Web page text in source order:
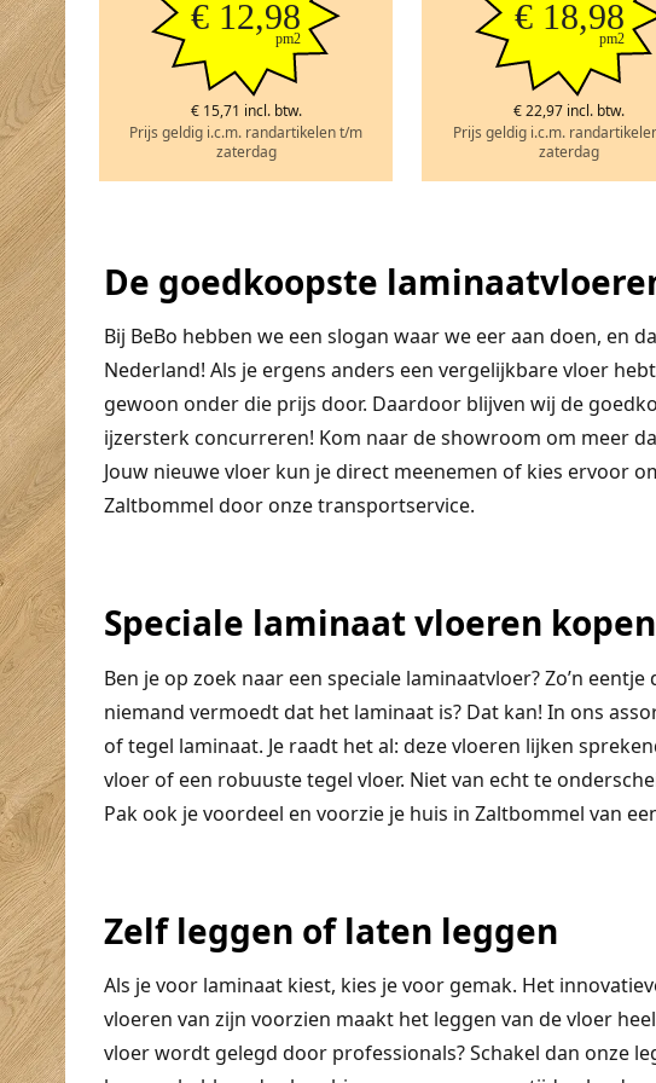
€ 12,98
pm2
€ 15,71 incl. btw.
Prijs geldig i.c.m. randartikelen t/m
zaterdag
€ 18,98
pm2
€ 22,97 incl. btw.
Prijs geldig i.c.m.
zaterdag
De goedkoopste
Bij BeBo hebben we een slogan waar we eer aan doen, en
Nederland! Als je ergens anders een vergelijkbare vloer
gewoon onder die prijs door. Daardoor blijven wij de
ijzersterk concurreren! Kom naar de showroom om meer
Jouw nieuwe vloer kun je direct meenemen of kies ervoor
Zaltbommel door onze transportservice.
Speciale laminaat vloeren kopen
Ben je op zoek naar een speciale laminaatvloer? Zo’n
niemand vermoedt dat het laminaat is? Dat kan! In ons
of tegel laminaat. Je raadt het al: deze vloeren lijken
vloer of een robuuste tegel vloer. Niet van echt te
Pak ook je voordeel en voorzie je huis in Zaltbommel van
Zelf leggen of laten leggen
Als je voor laminaat kiest, kies je voor gemak. Het
vloeren van zijn voorzien maakt het leggen van de vloer
vloer wordt gelegd door professionals? Schakel dan onze